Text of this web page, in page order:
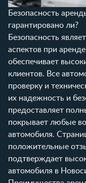
Безопасность
гарантировано ли?
Безопасность
аспектов при
обеспечивает
клиентов. Все
проверку и
их надежность и
предоставляет
покрывает любые
автомобиля.
положительные
подтверждает
автомобиля в